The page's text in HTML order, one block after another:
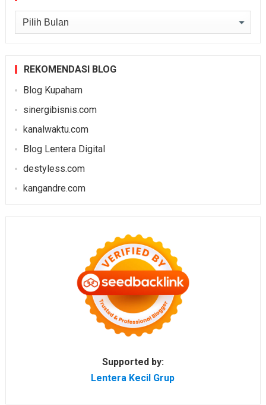
Arsip
REKOMENDASI BLOG
Blog Kupaham
sinergibisnis.com
kanalwaktu.com
Blog Lentera Digital
destyless.com
kangandre.com
Supported by:
Lentera Kecil Grup